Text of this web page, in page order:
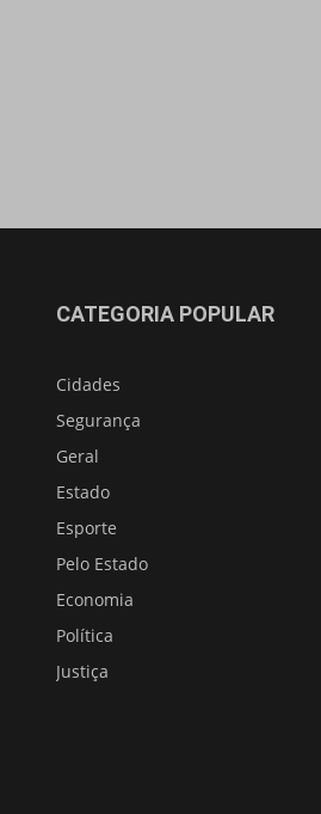
CATEGORIA POPULAR
Cidades
Segurança
Geral
Estado
Esporte
Pelo Estado
Economia
Política
Justiça